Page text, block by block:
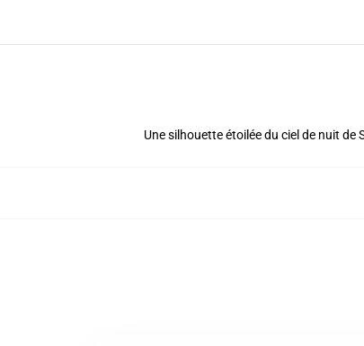
Une silhouette étoilée du ciel de nuit de